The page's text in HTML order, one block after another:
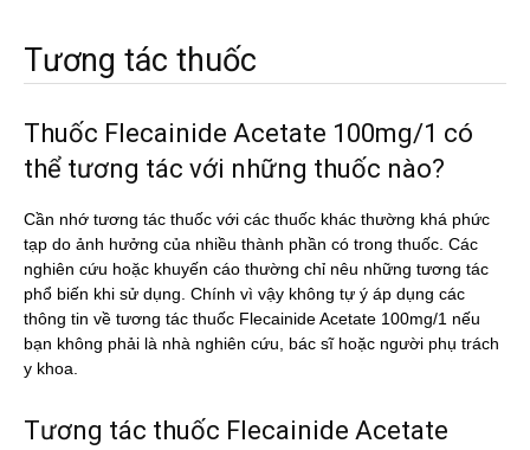
Tương tác thuốc
Thuốc Flecainide Acetate 100mg/1 có
thể tương tác với những thuốc nào?
Cần nhớ tương tác thuốc với các thuốc khác thường khá phức
tạp do ảnh hưởng của nhiều thành phần có trong thuốc. Các
nghiên cứu hoặc khuyến cáo thường chỉ nêu những tương tác
phổ biến khi sử dụng. Chính vì vậy không tự ý áp dụng các
thông tin về tương tác thuốc Flecainide Acetate 100mg/1 nếu
bạn không phải là nhà nghiên cứu, bác sĩ hoặc người phụ trách
y khoa.
Tương tác thuốc Flecainide Acetate